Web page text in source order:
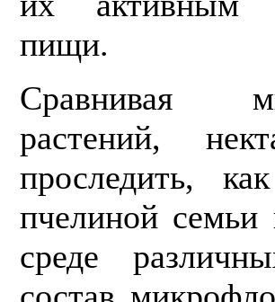
пищи.
Сравнивая
растений,
проследить,
пчелиной семьи
среде